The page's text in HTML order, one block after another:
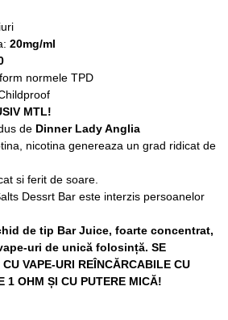
20mg/ml
normele TPD
MTL!
de Dinner Lady Anglia
nicotina genereaza un grad ridicat de
si ferit de soare.
Dessrt Bar este interzis persoanelor
de tip Bar Juice, foarte concentrat,
uri de unică folosință. SE
VAPE-URI REÎNCĂRCABILE CU
1 OHM ȘI CU PUTERE MICĂ!